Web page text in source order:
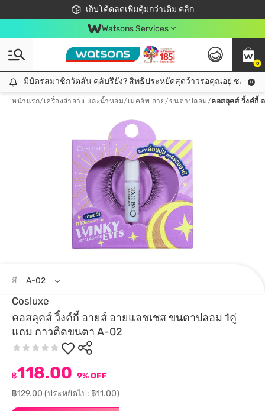
เก็บโค้ดลดเพิ่มคุ้มกว่าเดิม คลิก
ชอปออนไลน์ครั้งแรก ลดเพิ่มจุก ๆ 10%! 🎉
📦ส่งฟรี! เมื่อชอป 499฿
สมาชิกวัตสัน คลับดียังไง?
Watsons Services
0
มีบัตรสมาชิกวัตสัน คลับรึยัง? สิทธิประหยัดสุดว้าวรอคุณอยู่ ชอปคุ้มกว่าเดิม คลิก!
มีบัตรสมาชิกวัตสัน คลับรึยัง? สิทธิประหยัดสุดว้าวรอคุณอยู่ ชอปคุ้มก
หน้าแรก/ เครื่องสำอาง และน้ำหอม/ เมคอัพ อาย/ขนตาปลอม/คอสลุคส์ วิ้งค์กี้
Cosluxe
คอสลุคส์ วิ้งค์กี้ อายส์ อายแลชเชส ขนตาปลอม 1คู่
แถม กาวติดขนตา A-02
฿118.00 9% OFF
฿129.00(ประหยัดไป: ฿11.00)
สี A-02